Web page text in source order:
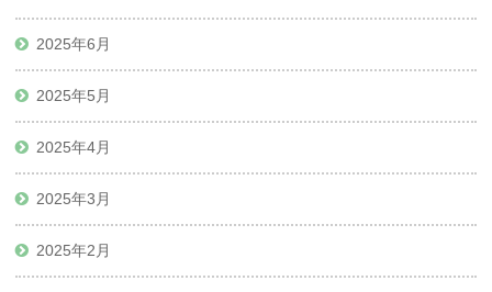
2025年6月
2025年5月
2025年4月
2025年3月
2025年2月